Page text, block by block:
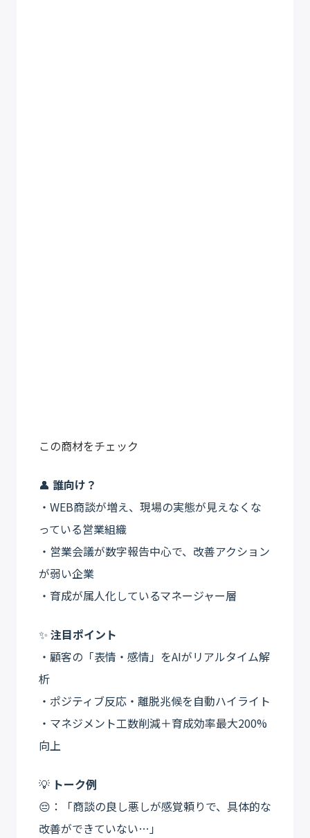
この商材をチェック
👤 誰向け？
・WEB商談が増え、現場の実態が見えなくな
っている営業組織
・営業会議が数字報告中心で、改善アクション
が弱い企業
・育成が属人化しているマネージャー層
✨ 注目ポイント
・顧客の「表情・感情」をAIがリアルタイム解
析
・ポジティブ反応・離脱兆候を自動ハイライト
・マネジメント工数削減＋育成効率最大200%
向上
💡 トーク例
😔：「商談の良し悪しが感覚頼りで、具体的な
改善ができていない…」